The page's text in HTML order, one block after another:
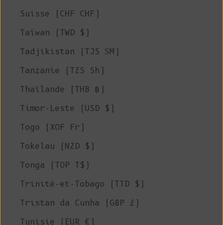
Suisse (CHF CHF)
Taïwan (TWD $)
Tadjikistan (TJS ЅМ)
Tanzanie (TZS Sh)
Thaïlande (THB ฿)
Timor-Leste (USD $)
Togo (XOF Fr)
Tokelau (NZD $)
Tonga (TOP T$)
Trinité-et-Tobago (TTD $)
Tristan da Cunha (GBP £)
Tunisie (EUR €)